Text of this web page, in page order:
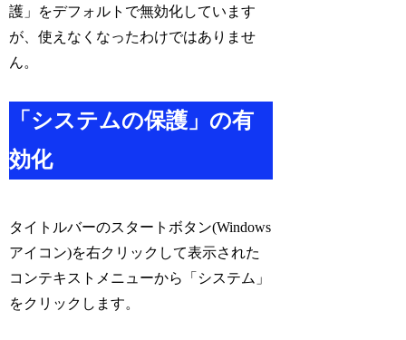
護」をデフォルトで無効化しています
が、使えなくなったわけではありませ
ん。
「システムの保護」の有
効化
タイトルバーのスタートボタン(Windows
アイコン)を右クリックして表示された
コンテキストメニューから「システム」
をクリックします。